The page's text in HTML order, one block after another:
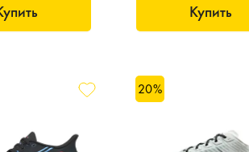
Купить
20%